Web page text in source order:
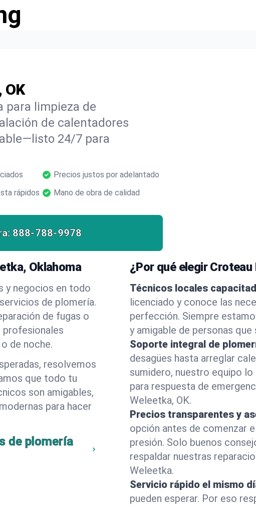
OK
para limpieza de
de calentadores
24/7 para
Precios justos por adelantado
rápidos Mano de obra de calidad
888-788-9978
Oklahoma
y negocios en todo
de plomería.
de fugas o
profesionales
de noche.
resolvemos
que todo tu
son amigables,
para hacer
de plomería
¿Por qué elegir Croteau
Técnicos locales
licenciado y conoce las
perfección. Siempre
y amigable de personas
Soporte integral de
desagües hasta arreglar
sumidero, nuestro equipo
para respuesta de
Weleetka, OK.
Precios transparentes y
opción antes de comenzar
presión. Solo buenos
respaldar nuestras
Weleetka.
Servicio rápido el mismo
pueden esperar. Por eso